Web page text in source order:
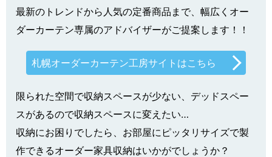
最新のトレンドから人気の定番商品まで、幅広くオー
ダーカーテン専属のアドバイザーがご提案します！！
札幌オーダーカーテン工房サイトはこちら
限られた空間で収納スペースが少ない、デッドスペー
スがあるので収納スペースに変えたい…
収納にお困りでしたら、お部屋にピッタリサイズで製
作できるオーダー家具収納はいかがでしょうか？